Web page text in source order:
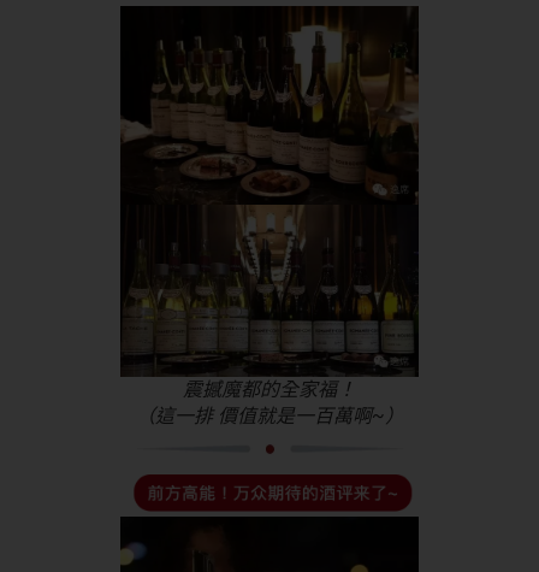
震撼魔都的全家福！
（這一排 價值就是一百萬啊~）